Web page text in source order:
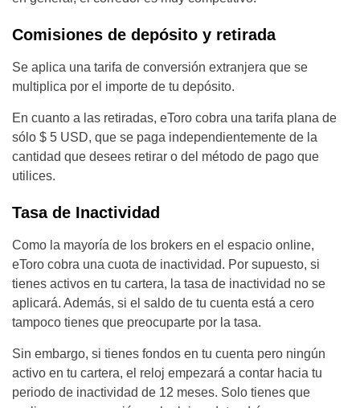
Comisiones de depósito y retirada
Se aplica una tarifa de conversión extranjera que se
multiplica por el importe de tu depósito.
En cuanto a las retiradas, eToro cobra una tarifa plana de
sólo $ 5 USD, que se paga independientemente de la
cantidad que desees retirar o del método de pago que
utilices.
Tasa de Inactividad
Como la mayoría de los brokers en el espacio online,
eToro cobra una cuota de inactividad. Por supuesto, si
tienes activos en tu cartera, la tasa de inactividad no se
aplicará. Además, si el saldo de tu cuenta está a cero
tampoco tienes que preocuparte por la tasa.
Sin embargo, si tienes fondos en tu cuenta pero ningún
activo en tu cartera, el reloj empezará a contar hacia tu
periodo de inactividad de 12 meses. Solo tienes que